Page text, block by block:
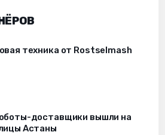
техника от Rostselmash
доставщики вышли на
Астаны